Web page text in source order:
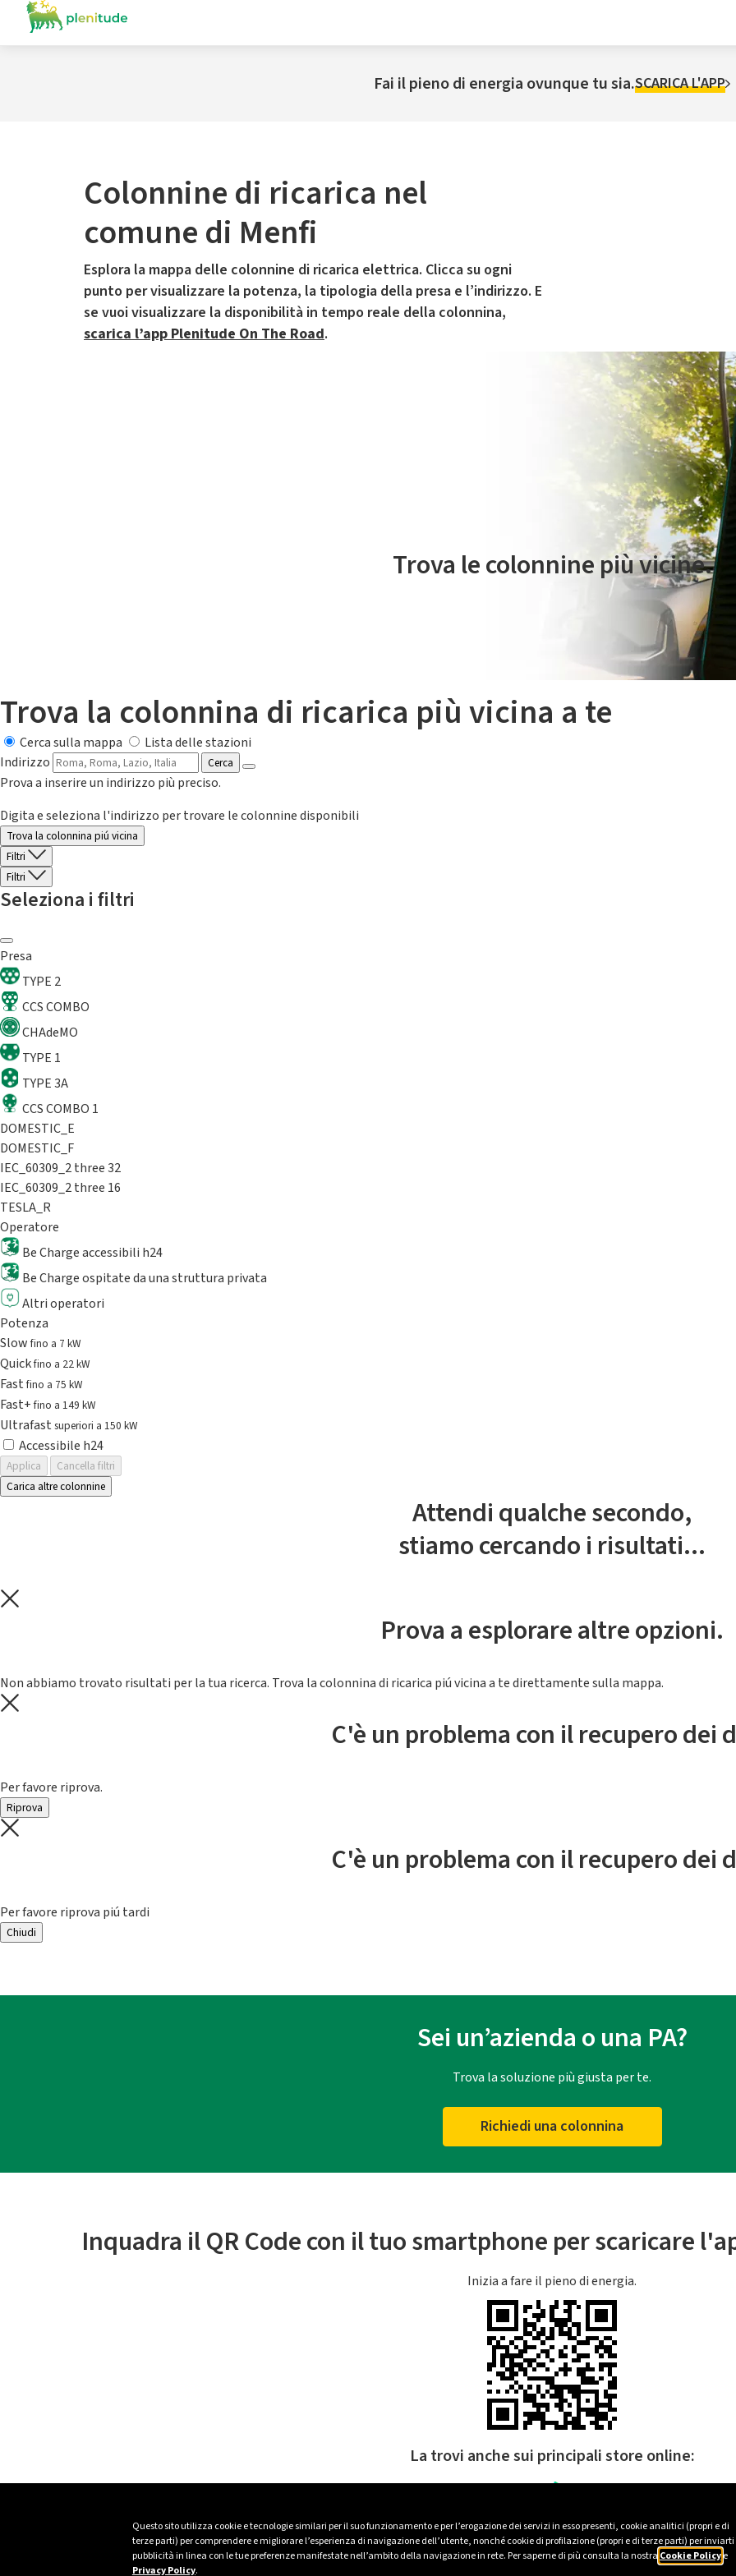
Questo sito utilizza cookie e tecnologie similari per il suo funzionamento e per l’erogazione dei servizi in esso presenti, cookie analitici (propri e di
terze parti) per comprendere e migliorare l’esperienza di navigazione dell’utente, nonché cookie di profilazione (propri e di terze parti) per inviarti
pubblicità in linea con le tue preferenze manifestate nell’ambito della navigazione in rete. Per saperne di più consulta la nostra Cookie Policye
Privacy Policy.
Fai il pieno di energia ovunque tu sia.SCARICA L'APP
Colonnine di ricarica nel
comune di Menfi
Esplora la mappa delle colonnine di ricarica elettrica. Clicca su ogni
punto per visualizzare la potenza, la tipologia della presa e l’indirizzo. E
se vuoi visualizzare la disponibilità in tempo reale della colonnina,
scarica l’app Plenitude On The Road.
Il servizio di mobilità elettrica è gestito da Plenitude On The Road
Trova le colonnine più vicine.
Trova la colonnina di ricarica più vicina a te
Cerca sulla mappa
Lista delle stazioni
Indirizzo
Cerca
Prova a inserire un indirizzo più preciso.
Digita e seleziona l'indirizzo per trovare le colonnine disponibili
Trova la colonnina piú vicina
Filtri
Filtri
Seleziona i filtri
Presa
TYPE 2
CCS COMBO
CHAdeMO
TYPE 1
TYPE 3A
CCS COMBO 1
DOMESTIC_E
DOMESTIC_F
IEC_60309_2 three 32
IEC_60309_2 three 16
TESLA_R
Operatore
Be Charge accessibili h24
Be Charge ospitate da una struttura privata
Altri operatori
Potenza
Slowfino a 7 kW
Quickfino a 22 kW
Fastfino a 75 kW
Fast+fino a 149 kW
Ultrafast superiori a 150 kW
Accessibile h24
Applica
Cancella filtri
Carica altre colonnine
Attendi qualche secondo,
stiamo cercando i risultati...
Prova a esplorare altre opzioni.
Non abbiamo trovato risultati per la tua ricerca. Trova la colonnina di ricarica piú vicina a te direttamente sulla mappa.
C'è un problema con il recupero dei
Per favore riprova.
Riprova
C'è un problema con il recupero dei
Per favore riprova piú tardi
Chiudi
Sei un’azienda o una PA?
Trova la soluzione più giusta per te.
Richiedi una colonnina
Inquadra il QR Code con il tuo smartphone per scaricare
Inizia a fare il pieno di energia.
La trovi anche sui principali store online: